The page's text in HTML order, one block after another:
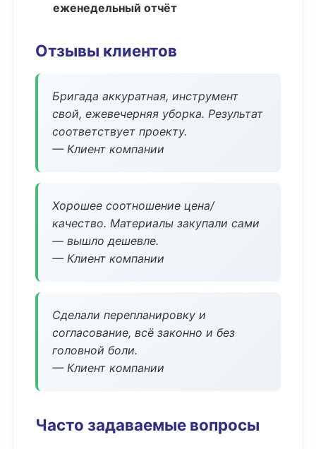
еженедельный отчёт
Отзывы клиентов
Бригада аккуратная, инструмент
свой, ежевечерняя уборка. Результат
соответствует проекту.
— Клиент компании
Хорошее соотношение цена/
качество. Материалы закупали сами
— вышло дешевле.
— Клиент компании
Сделали перепланировку и
согласование, всё законно и без
головной боли.
— Клиент компании
Часто задаваемые вопросы